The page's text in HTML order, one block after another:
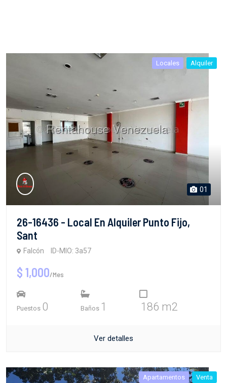
Locales Alquiler
01
26-16436 - Local En Alquiler Punto Fijo,
Sant
Falcón ID-MIO: 3a57
$ 1,000/Mes
Puestos 0 Baños 1 186 m2
Ver detalles
Apartamentos Venta